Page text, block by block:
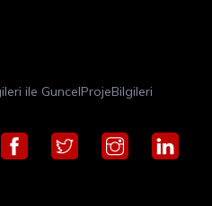
ile GuncelProjeBilgileri